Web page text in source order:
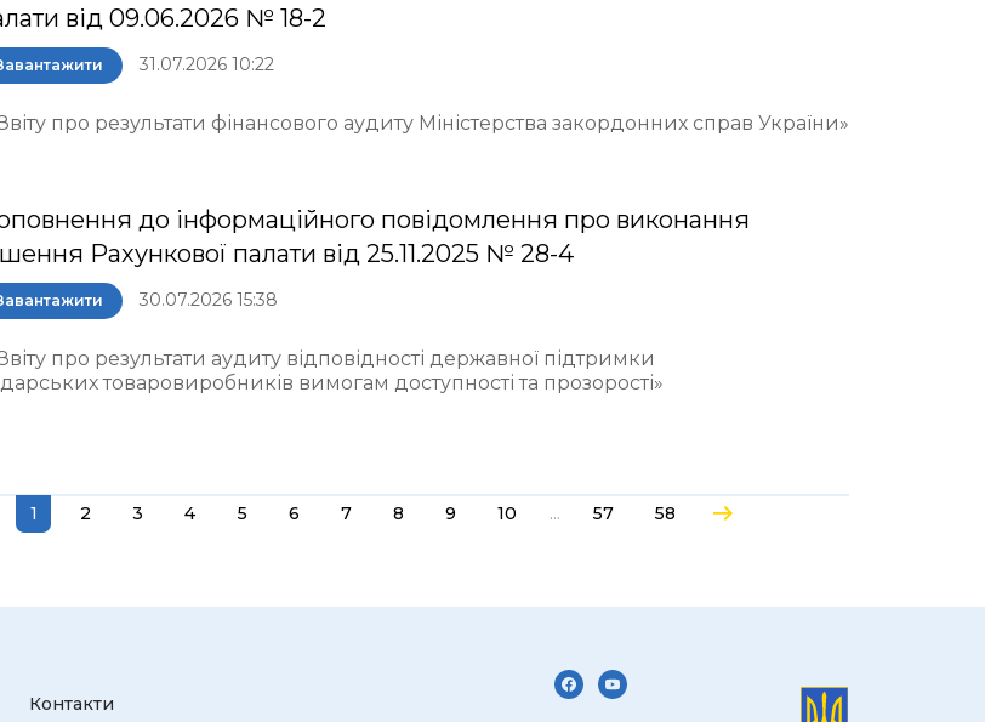
від 09.06.2026 № 18-2
31.07.2026 10:22
про результати фінансового аудиту Міністерства закордонних справ України»
до інформаційного повідомлення про виконання
Рахункової палати від 25.11.2025 № 28-4
30.07.2026 15:38
про результати аудиту відповідності державної підтримки
товаровиробників вимогам доступності та прозорості»
1 2 3 4 5 6 7 8 9 10 ... 57 58
Контакти